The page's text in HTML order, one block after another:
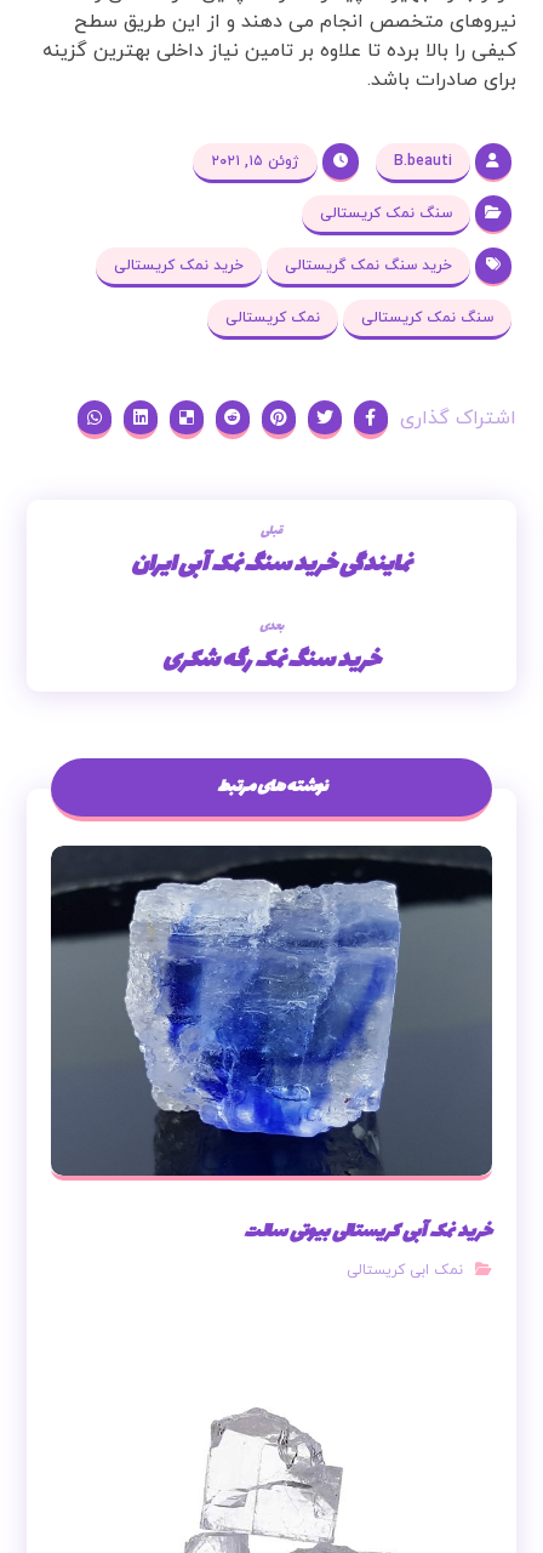
نیروهای متخصص انجام می دهند و از این طریق سطح
کیفی را بالا برده تا علاوه بر تامین نیاز داخلی بهترین گزینه
برای صادرات باشد.
B.beauti ژوئن ۱۵, ۲۰۲۱
سنگ نمک کریستالی
خرید سنگ نمک گریستالی خرید نمک کریستالی
سنگ نمک کریستالی نمک کریستالی
قبلی
نمایندگی خرید سنگ نمک آبی ایران
بعدی
خرید سنگ نمک رگه شکری
نوشته های مرتبط
خرید نمک آبی کریستالی بیوتی سالت
نمک ابی کریستالی